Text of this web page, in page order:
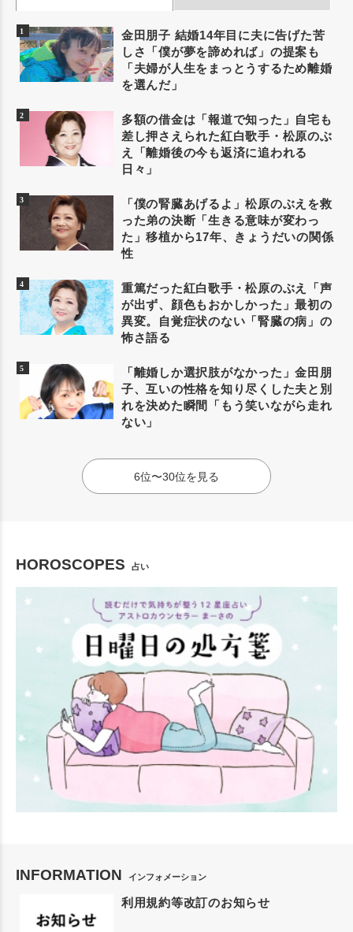
金田朋子 結婚14年目に夫に告げた苦
しさ「僕が夢を諦めれば」の提案も
「夫婦が人生をまっとうするため離婚
を選んだ」
多額の借金は「報道で知った」自宅も
差し押さえられた紅白歌手・松原のぶ
え「離婚後の今も返済に追われる
日々」
「僕の腎臓あげるよ」松原のぶえを救
った弟の決断「生きる意味が変わっ
た」移植から17年、きょうだいの関係
性
重篤だった紅白歌手・松原のぶえ「声
が出ず、顔色もおかしかった」最初の
異変。自覚症状のない「腎臓の病」の
怖さ語る
「離婚しか選択肢がなかった」金田朋
子、互いの性格を知り尽くした夫と別
れを決めた瞬間「もう笑いながら走れ
ない」
6位〜30位を見る
HOROSCOPES 占い
INFORMATION インフォメーション
利用規約等改訂のお知らせ